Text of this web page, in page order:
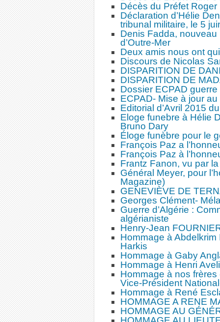
Décès du Préfet
Déclaration d’Hélie
tribunal militaire, le 5
Denis Fadda, nouveau
d’Outre-Mer
Deux amis nous ont
Discours de Nicolas
DISPARITION DE
DISPARITION DE
Dossier ECPAD
ECPAD- Mise à jour
Editorial d’Avril 2015
Eloge funebre à Hélie
Bruno Dary
Éloge funèbre pour le
François Paz a
François Paz à
Frantz Fanon, vu par
Général Meyer, pour
Magazine)
GENEVIÈVE DE
Georges Clément-
Guerre d’Algérie :
algérianiste
Henry-Jean
Hommage à
Harkis
Hommage à Gaby
Hommage à Henri
Hommage à nos frères
Vice-Président
Hommage à René
HOMMAGE A RENE
HOMMAGE AU